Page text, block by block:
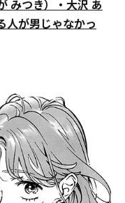
みつき）・大沢 あ
人が男じゃなかっ